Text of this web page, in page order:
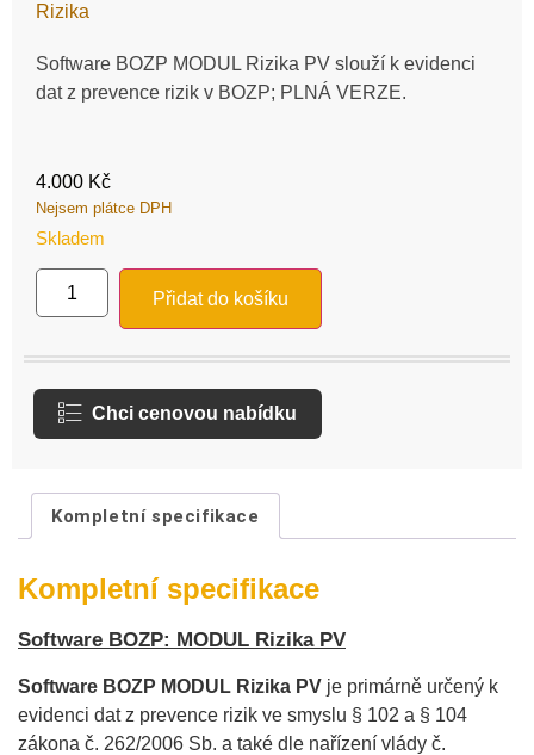
Rizika
Software BOZP MODUL Rizika PV slouží k evidenci
dat z prevence rizik v BOZP; PLNÁ VERZE.
4.000 Kč
Nejsem plátce DPH
Skladem
Přidat do košíku
Chci cenovou nabídku
Kompletní specifikace
Kompletní specifikace
Software BOZP: MODUL Rizika PV
Software BOZP MODUL Rizika PV je primárně určený k
evidenci dat z prevence rizik ve smyslu § 102 a § 104
zákona č. 262/2006 Sb. a také dle nařízení vlády č.